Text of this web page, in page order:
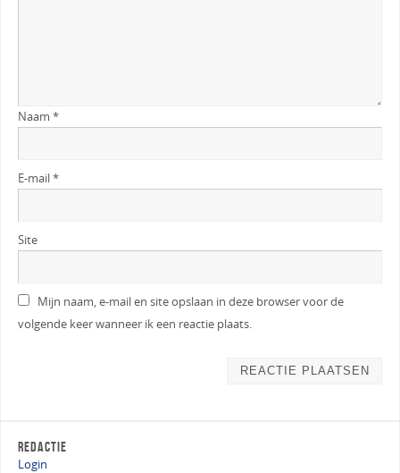
Naam *
E-mail*
Site
Mijn naam, e-mail en site opslaan in deze browser voor de
volgende keer wanneer ik een reactie plaats.
REDACTIE
Login